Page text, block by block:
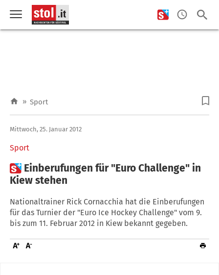
» Sport
Sport
Mittwoch, 25. Januar 2012
 Einberufungen für "Euro Challenge" in
Kiew stehen
Nationaltrainer Rick Cornacchia hat die Einberufungen
für das Turnier der "Euro Ice Hockey Challenge" vom 9.
bis zum 11. Februar 2012 in Kiew bekannt gegeben.